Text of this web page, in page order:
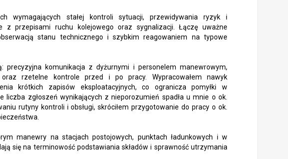
wymagających stałej kontroli sytuacji, przewidywania ryzyk i
z przepisami ruchu kolejowego oraz sygnalizacji. Łączę uważne
stanu technicznego i szybkim reagowaniem na typowe
precyzyjna komunikacja z dyżurnymi i personelem manewrowym,
oraz rzetelne kontrole przed i po pracy. Wypracowałem nawyk
krótkich zapisów eksploatacyjnych, co ogranicza pomyłki w
zgłoszeń wynikających z nieporozumień spadła u mnie o ok.
rutyny kontroli i obsługi, skróciłem przygotowanie do pracy o ok.
manewry na stacjach postojowych, punktach ładunkowych i w
się na terminowość podstawiania składów i sprawność utrzymania